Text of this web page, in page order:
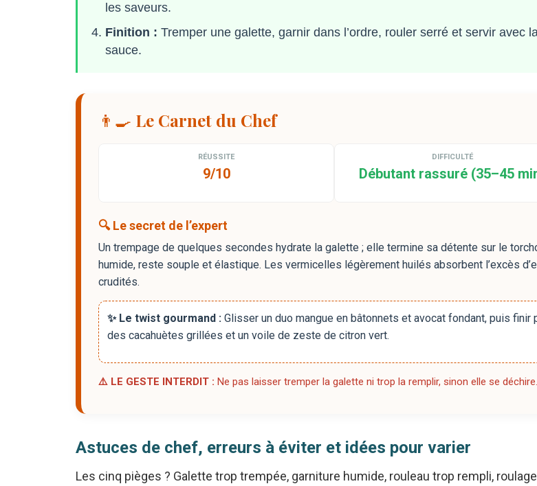
les saveurs.
Finition : Tremper une galette, garnir dans l’ordre, rouler serré et servir avec
sauce.
👨‍🍳 Le Carnet du Chef
RÉUSSITE
9/10
DIFFICULTÉ
Débutant rassuré (35–45
🔍 Le secret de l’expert
Un trempage de quelques secondes hydrate la galette ; elle termine sa détente sur le
humide, reste souple et élastique. Les vermicelles légèrement huilés absorbent l’excès
crudités.
✨ Le twist gourmand : Glisser un duo mangue en bâtonnets et avocat fondant, puis finir
des cacahuètes grillées et un voile de zeste de citron vert.
⚠️ LE GESTE INTERDIT : Ne pas laisser tremper la galette ni trop la remplir, sinon elle se déchire.
Astuces de chef, erreurs à éviter et idées pour varier
Les cinq pièges ? Galette trop trempée, garniture humide, rouleau trop rempli,